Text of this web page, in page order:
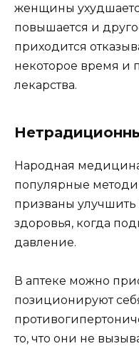
женщины
повышается и
приходится
некоторое время и
лекарства.
Народная
популярные
призваны
здоровья, когда
давление.
В аптеке можно
позиционируют
то, что они не